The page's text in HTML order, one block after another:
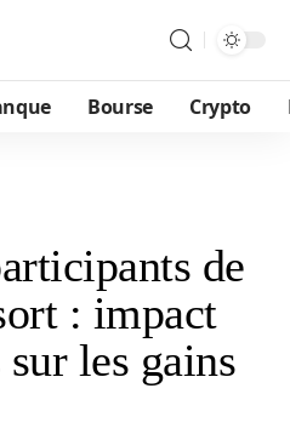
Bourse Crypto
de
: impact
sur les gains